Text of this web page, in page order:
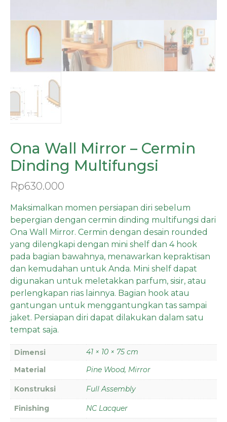
Ona Wall Mirror – Cermin
Dinding Multifungsi
Rp630.000
Maksimalkan momen persiapan diri sebelum
bepergian dengan cermin dinding multifungsi dari
Ona Wall Mirror. Cermin dengan desain rounded
yang dilengkapi dengan mini shelf dan 4 hook
pada bagian bawahnya, menawarkan kepraktisan
dan kemudahan untuk Anda. Mini shelf dapat
digunakan untuk meletakkan parfum, sisir, atau
perlengkapan rias lainnya. Bagian hook atau
gantungan untuk menggantungkan tas sampai
jaket. Persiapan diri dapat dilakukan dalam satu
tempat saja.
Dimensi
41 × 10 × 75 cm
Material
Pine Wood, Mirror
Konstruksi Full Assembly
Finishing NC Lacquer